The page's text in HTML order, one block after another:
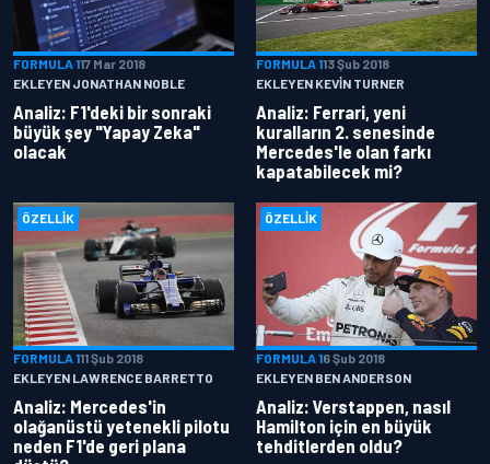
FORMULA 117 Mar 2018
EKLEYEN JONATHAN NOBLE
Analiz: F1'deki bir sonraki
büyük şey "Yapay Zeka"
olacak
FORMULA 113 Şub 2018
EKLEYEN KEVIN TURNER
Analiz: Ferrari, yeni
kuralların 2. senesinde
Mercedes'le olan farkı
kapatabilecek mi?
ÖZELLIK
FORMULA 111 Şub 2018
EKLEYEN LAWRENCE BARRETTO
Analiz: Mercedes'in
olağanüstü yetenekli pilotu
neden F1'de geri plana
ÖZELLIK
FORMULA 16 Şub 2018
EKLEYEN BEN ANDERSON
Analiz: Verstappen, nasıl
Hamilton için en büyük
tehditlerden oldu?